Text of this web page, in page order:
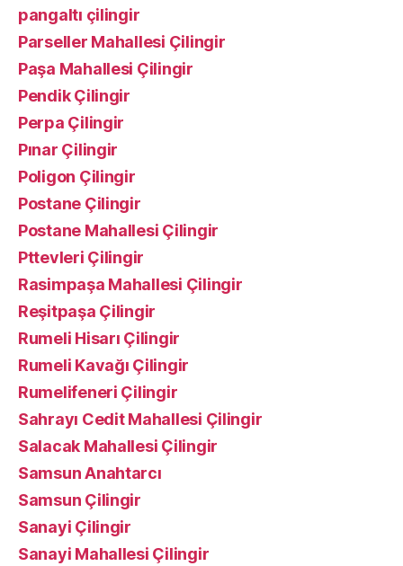
pangaltı çilingir
Parseller Mahallesi Çilingir
Paşa Mahallesi Çilingir
Pendik Çilingir
Perpa Çilingir
Pınar Çilingir
Poligon Çilingir
Postane Çilingir
Postane Mahallesi Çilingir
Pttevleri Çilingir
Rasimpaşa Mahallesi Çilingir
Reşitpaşa Çilingir
Rumeli Hisarı Çilingir
Rumeli Kavağı Çilingir
Rumelifeneri Çilingir
Sahrayı Cedit Mahallesi Çilingir
Salacak Mahallesi Çilingir
Samsun Anahtarcı
Samsun Çilingir
Sanayi Çilingir
Sanayi Mahallesi Çilingir